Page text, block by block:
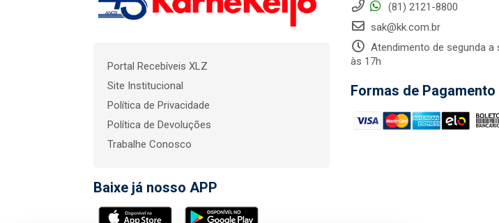
Portal Recebíveis XLZ
Site Institucional
Política de Privacidade
Política de Devoluções
Trabalhe Conosco
Baixe já nosso APP
(81) 2121-8800
sak@kk.com.br
Atendimento de segunda a
às 17h
Formas de Pagamento